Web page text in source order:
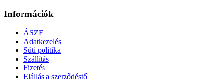
Információk
ÁSZF
Adatkezelés
Süti politika
Szállítás
Fizetés
Elállás a szerződéstől